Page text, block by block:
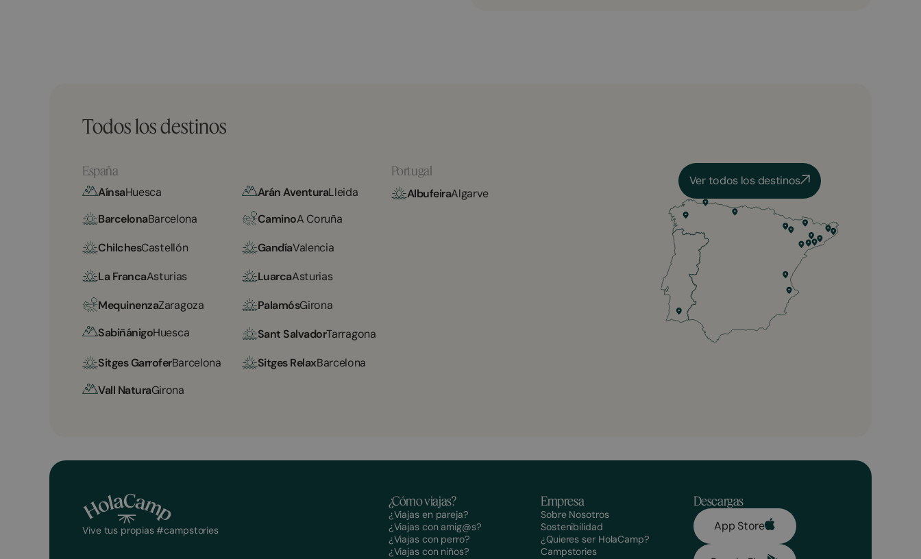
Todos los destinos
España
AínsaHuesca Arán AventuraLleida
BarcelonaBarcelona CaminoA Coruña
ChilchesCastellón GandíaValencia
La FrancaAsturias LuarcaAsturias
MequinenzaZaragoza PalamósGirona
SabiñánigoHuesca Sant SalvadorTarragona
Sitges GarroferBarcelona Sitges RelaxBarcelona
Vall NaturaGirona
Portugal
AlbufeiraAlgarve
Ver todos los destinos
Vive tus propias #campstories
¿Cómo viajas?
¿Viajas en pareja?
¿Viajas con amig@s?
¿Viajas con perro?
¿Viajas con niños?
Empresa
Sobre Nosotros
Sostenibilidad
¿Quieres ser HolaCamp?
Campstories
Descargas
App Store